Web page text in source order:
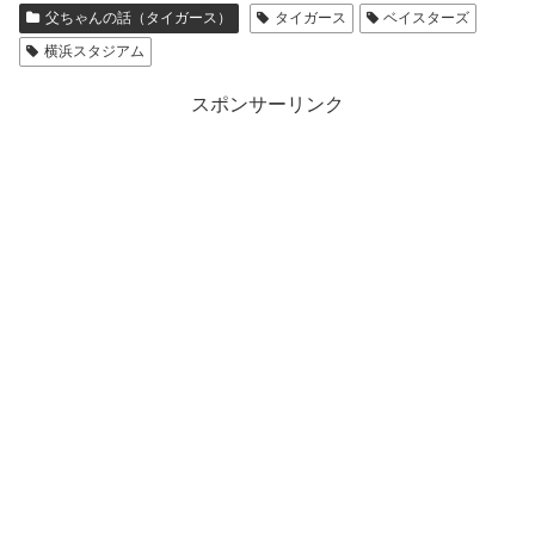
父ちゃんの話（タイガース） タイガース
ベイスターズ
横浜スタジアム
スポンサーリンク